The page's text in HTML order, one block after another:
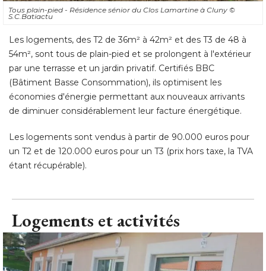
Tous plain-pied - Résidence sénior du Clos Lamartine à Cluny ©
S.C.Batiactu
Les logements, des T2 de 36m² à 42m² et des T3 de 48 à
54m², sont tous de plain-pied et se prolongent à l'extérieur
par une terrasse et un jardin privatif. Certifiés BBC
(Bâtiment Basse Consommation), ils optimisent les
économies d'énergie permettant aux nouveaux arrivants
de diminuer considérablement leur facture énergétique.
Les logements sont vendus à partir de 90.000 euros pour
un T2 et de 120.000 euros pour un T3 (prix hors taxe, la TVA
étant récupérable).
Logements et activités